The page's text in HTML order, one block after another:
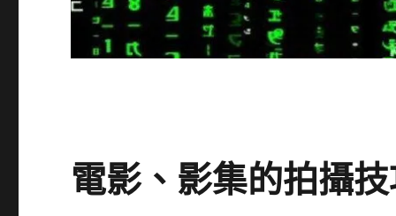
電影、影集的拍攝